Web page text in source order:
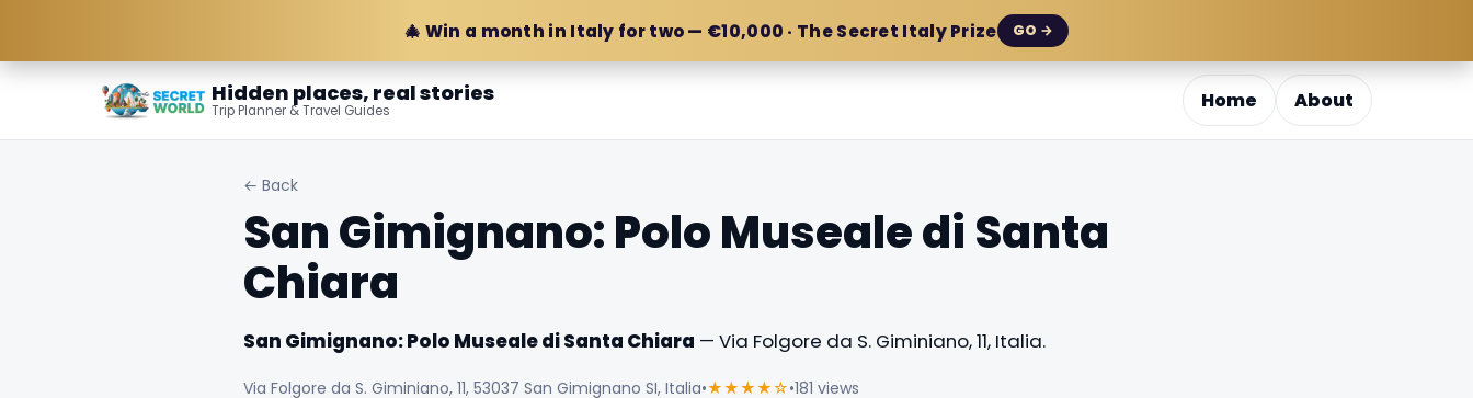
🎄 Win a month in Italy for two — €10,000 · The Secret Italy Prize GO →
Hidden places, real stories
Trip Planner & Travel Guides Home About
← Back
San Gimignano: Polo Museale di Santa
Chiara
San Gimignano: Polo Museale di Santa Chiara — Via Folgore da S. Giminiano, 11, Italia.
Via Folgore da S. Giminiano, 11, 53037 San Gimignano SI, Italia•★★★★☆•181 views